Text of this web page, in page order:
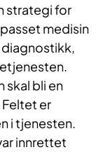
strategi for
medisin
skal bli en
er
i tjenesten.
innrettet